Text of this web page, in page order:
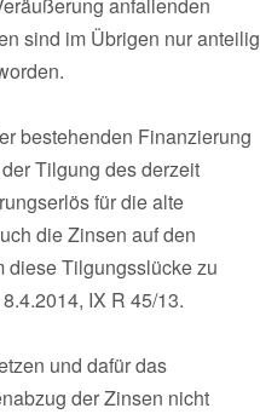
sind im Übrigen nur anteilig
bestehenden Finanzierung
Tilgung des derzeit
für die alte
die Zinsen auf den
diese Tilgungsslücke zu
IX R 45/13.
und dafür das
der Zinsen nicht